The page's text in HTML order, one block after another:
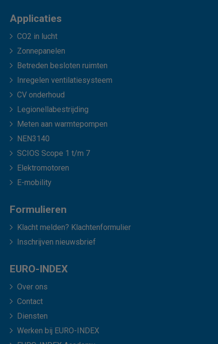
Applicaties
CO2 in lucht
Zonnepanelen
Betreden besloten ruimten
Inregelen ventilatiesysteem
CV onderhoud
Legionellabestrijding
Meten aan warmtepompen
NEN3140
SCIOS Scope 1 t/m 7
Elektromotoren
E-mobility
Formulieren
Klacht melden? Klachtenformulier
Inschrijven nieuwsbrief
EURO-INDEX
Over ons
Contact
Diensten
Werken bij EURO-INDEX